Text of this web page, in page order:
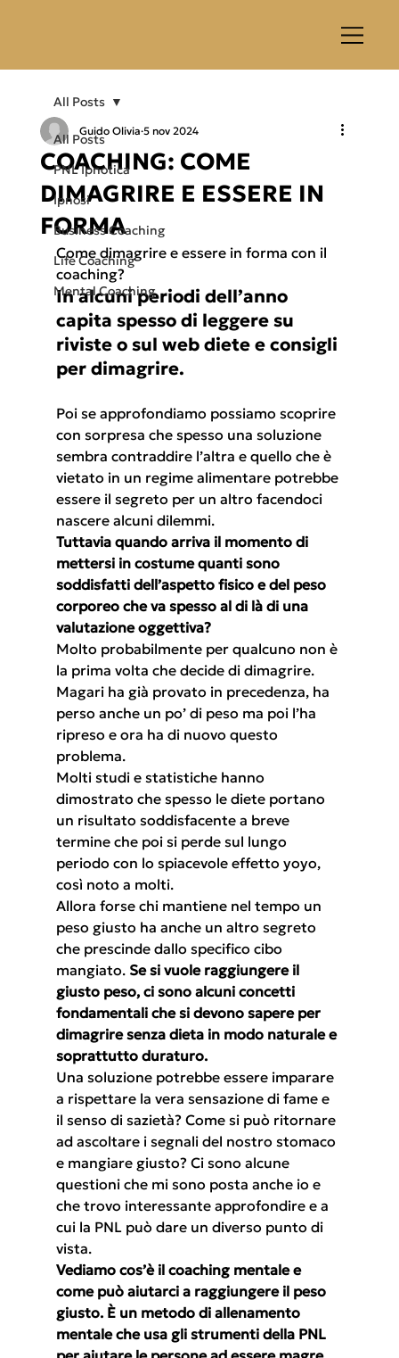
All Posts
PNL Ipnotica
Ipnosi
Business Coaching
Life Coaching
Mental Coaching
All Posts
COACHING: COME
DIMAGRIRE E ESSERE IN
FORMA
Guido Olivia 5 nov 2024
Come dimagrire e essere in forma con il
coaching?
In alcuni periodi dell’anno
capita spesso di leggere su
riviste o sul web diete e consigli
per dimagrire.
Poi se approfondiamo possiamo scoprire
con sorpresa che spesso una soluzione
sembra contraddire l’altra e quello che è
vietato in un regime alimentare potrebbe
essere il segreto per un altro facendoci
nascere alcuni dilemmi.
Tuttavia quando arriva il momento di
mettersi in costume quanti sono
soddisfatti dell’aspetto fisico e del peso
corporeo che va spesso al di là di una
valutazione oggettiva?
Molto probabilmente per qualcuno non è
la prima volta che decide di dimagrire.
Magari ha già provato in precedenza, ha
perso anche un po’ di peso ma poi l’ha
ripreso e ora ha di nuovo questo
problema.
Molti studi e statistiche hanno
dimostrato che spesso le diete portano
un risultato soddisfacente a breve
termine che poi si perde sul lungo
periodo con lo spiacevole effetto yoyo,
così noto a molti.
Allora forse chi mantiene nel tempo un
peso giusto ha anche un altro segreto
che prescinde dallo specifico cibo
mangiato. Se si vuole raggiungere il
giusto peso, ci sono alcuni concetti
fondamentali che si devono sapere per
dimagrire senza dieta in modo naturale e
soprattutto duraturo.
Una soluzione potrebbe essere imparare
a rispettare la vera sensazione di fame e
il senso di sazietà? Come si può ritornare
ad ascoltare i segnali del nostro stomaco
e mangiare giusto? Ci sono alcune
questioni che mi sono posta anche io e
che trovo interessante approfondire e a
cui la PNL può dare un diverso punto di
vista.
Vediamo cos’è il coaching mentale e
come può aiutarci a raggiungere il peso
giusto. È un metodo di allenamento
mentale che usa gli strumenti della PNL